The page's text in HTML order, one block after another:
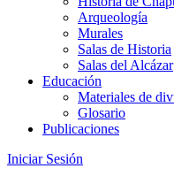
Arqueología
Murales
Salas de Historia
Salas del Alcázar
Educación
Materiales de
Glosario
Publicaciones
Iniciar Sesión